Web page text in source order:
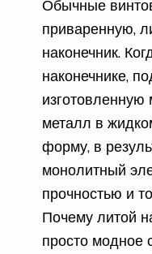
Обычные
приваренную,
наконечник.
наконечнике,
металл в
форму, в
монолитный
прочностью и
Почему литой
просто модное